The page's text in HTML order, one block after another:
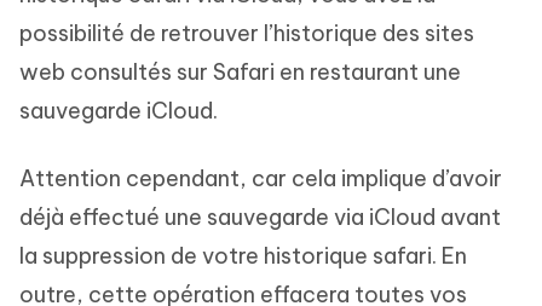
possibilité de retrouver l’historique des sites
web consultés sur Safari en restaurant une
sauvegarde iCloud.
Attention cependant, car cela implique d’avoir
déjà effectué une sauvegarde via iCloud avant
la suppression de votre historique safari. En
outre, cette opération effacera toutes vos